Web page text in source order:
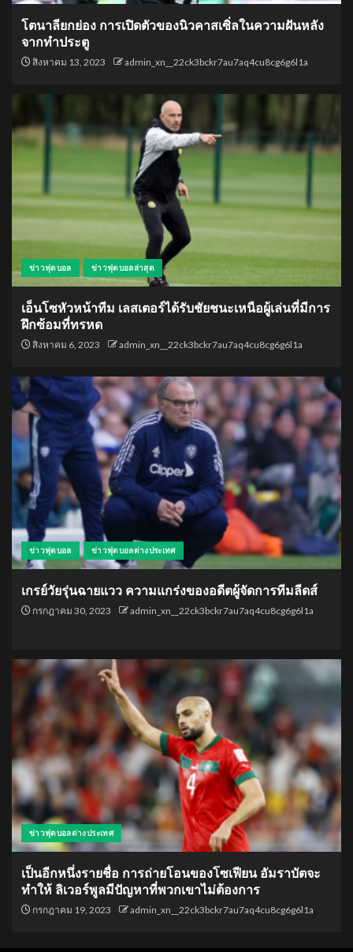
โตนาลียกย่อง การเปิดตัวของนิวคาสเซิ่ลในความฝันหลัง
จากทำประตู
สิงหาคม 13, 2023 admin_xn__22ck3bckr7au7aq4cu8cg6g6l1a
ข่าวฟุตบอล ข่าวฟุตบอลล่าสุด
เอ็นโซหัวหน้าทีม เลสเตอร์ได้รับชัยชนะเหนือผู้เล่นที่มีการ
ฝึกซ้อมที่ทรหด
สิงหาคม 6, 2023 admin_xn__22ck3bckr7au7aq4cu8cg6g6l1a
ข่าวฟุตบอล ข่าวฟุตบอลต่างประเทศ
เกรย์วัยรุ่นฉายแวว ความแกร่งของอดีตผู้จัดการทีมลีดส์
กรกฎาคม 30, 2023 admin_xn__22ck3bckr7au7aq4cu8cg6g6l1a
ข่าวฟุตบอลต่างประเทศ
เป็นอีกหนึ่งรายชื่อ การถ่ายโอนของโซเฟียน อัมราบัตจะ
ทำให้ ลิเวอร์พูลมีปัญหาที่พวกเขาไม่ต้องการ
กรกฎาคม 19, 2023 admin_xn__22ck3bckr7au7aq4cu8cg6g6l1a